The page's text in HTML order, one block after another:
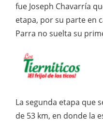
fue Joseph Chavarría
etapa, por su parte en
Parra no suelta su
La segunda etapa que
de 53 km, en donde la